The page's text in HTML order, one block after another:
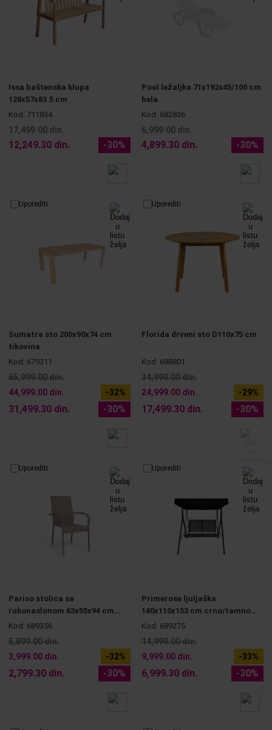
Issa baštenska klupa
128x57x83.5 cm
Kod: 711834
17,499.00 din.
12,249.30 din. -30%
Pool ležaljka 71x192x45/100 cm
bela
Kod: 682836
6,999.00 din.
4,899.30 din. -30%
Uporediti
Sumatra sto 200x90x74 cm
tikovina
Kod: 679311
65,999.00 din.
44,999.00 din.
-32%
31,499.30 din. -30%
Uporediti
Florida drveni sto D110x75 cm
Kod: 688801
34,999.00 din.
24,999.00 din.
-29%
17,499.30 din. -30%
Uporediti
Pariso stolica sa
rukonaslonom 63x55x94 cm
natur
Kod: 689356
5,899.00 din.
3,999.00 din.
-32%
2,799.30 din. -30%
Uporediti
Primerose ljuljaška
140x110x153 cm crno/tamno
siva
Kod: 689275
14,999.00 din.
9,999.00 din.
-33%
6,999.30 din. -30%